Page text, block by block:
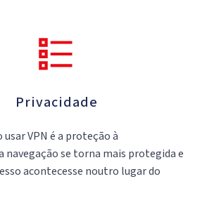
Privacidade
VPN é a proteção à
navegação se torna mais protegida e
acontecesse noutro lugar do